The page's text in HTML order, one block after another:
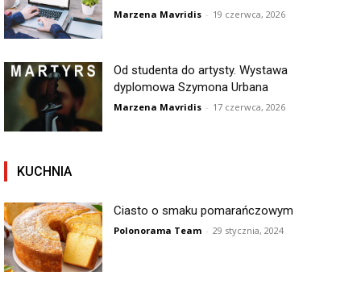
Marzena Mavridis - 19 czerwca, 2026
Od studenta do artysty. Wystawa
dyplomowa Szymona Urbana
Marzena Mavridis - 17 czerwca, 2026
KUCHNIA
Ciasto o smaku pomarańczowym
Polonorama Team - 29 stycznia, 2024